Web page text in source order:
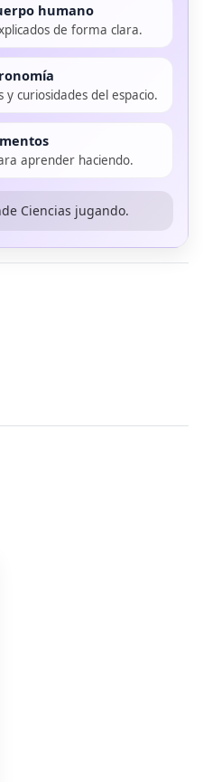
humano
de forma clara.
y curiosidades del espacio.
aprender haciendo.
Ciencias jugando.